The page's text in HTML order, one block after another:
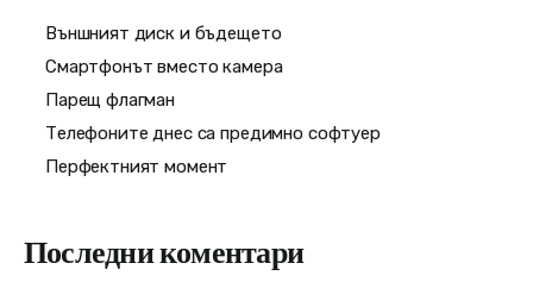
Външният диск и бъдещето
Смартфонът вместо камера
Парещ флагман
Телефоните днес са предимно софтуер
Перфектният момент
Последни коментари